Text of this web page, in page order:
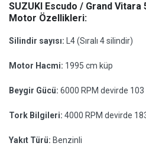
SUZUKI Escudo / Grand Vitara
Motor Özellikleri:
Silindir sayısı: L4 (Sıralı 4 silindir)
Motor Hacmi: 1995 cm küp
Beygir Gücü: 6000 RPM devirde
Tork Bilgileri: 4000 RPM devirde
Yakıt Türü: Benzinli